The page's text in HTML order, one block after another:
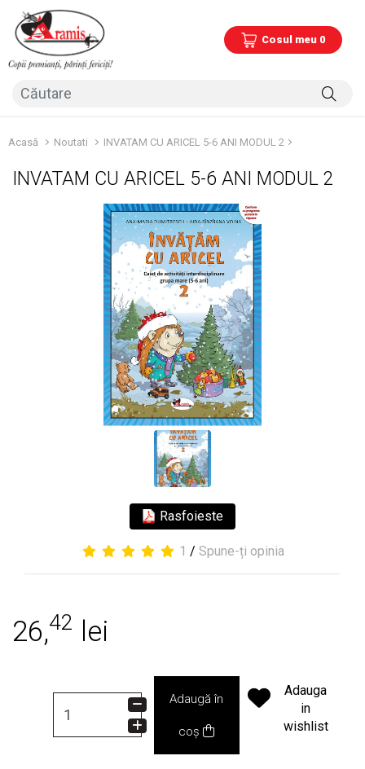
Cosul meu 0
Acasă Noutati INVATAM CU ARICEL 5-6 ANI MODUL 2
INVATAM CU ARICEL 5-6 ANI MODUL 2
Rasfoieste
1 / Spune-ți opinia
26,42 lei
Adaugă în
coș
Adauga
in
wishlist